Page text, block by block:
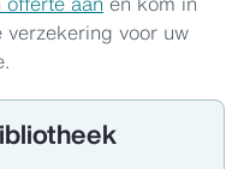
voor uw